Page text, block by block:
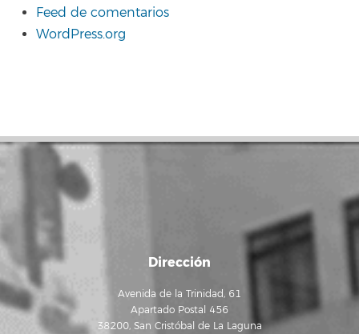
Feed de comentarios
WordPress.org
Dirección
Avenida de la Trinidad, 61
Apartado Postal 456
38200, San Cristóbal de La Laguna